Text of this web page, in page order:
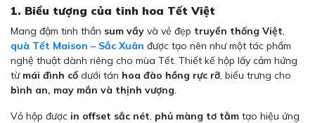
1. Biểu tượng của tinh hoa Tết Việt
Mang đậm tinh thần sum vầy và vẻ đẹp truyền thống Việt,
quà Tết Maison – Sắc Xuân được tạo nên như một tác phẩm
nghệ thuật dành riêng cho mùa Tết. Thiết kế hộp lấy cảm hứng
từ mái đình cổ dưới tán hoa đào hồng rực rỡ, biểu trưng cho
bình an, may mắn và thịnh vượng.
Vỏ hộp được in offset sắc nét, phủ màng tơ tằm tạo hiệu ứng